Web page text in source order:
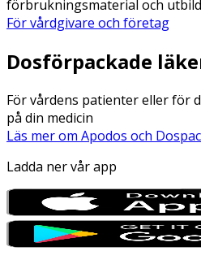
förbrukningsmaterial och
För vårdgivare och företag
Dosförpackade
För vårdens patienter eller för
på din medicin
Läs mer om Apodos och Dospac
Ladda ner vår app